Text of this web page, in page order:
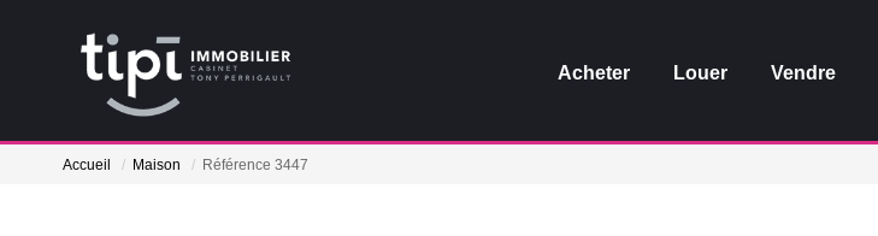
Acheter Louer Vendre
Accueil Maison Référence 3447